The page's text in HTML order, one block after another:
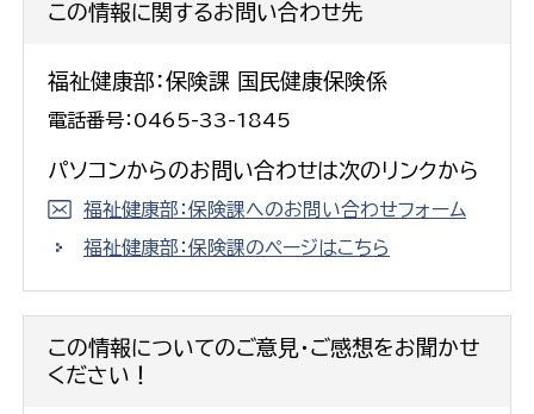
この情報に関するお問い合わせ先
福祉健康部：保険課 国民健康保険係
電話番号：0465-33-1845
パソコンからのお問い合わせは次のリンクから
福祉健康部：保険課へのお問い合わせフォーム
福祉健康部：保険課のページはこちら
この情報についてのご意見・ご感想をお聞かせ
ください！